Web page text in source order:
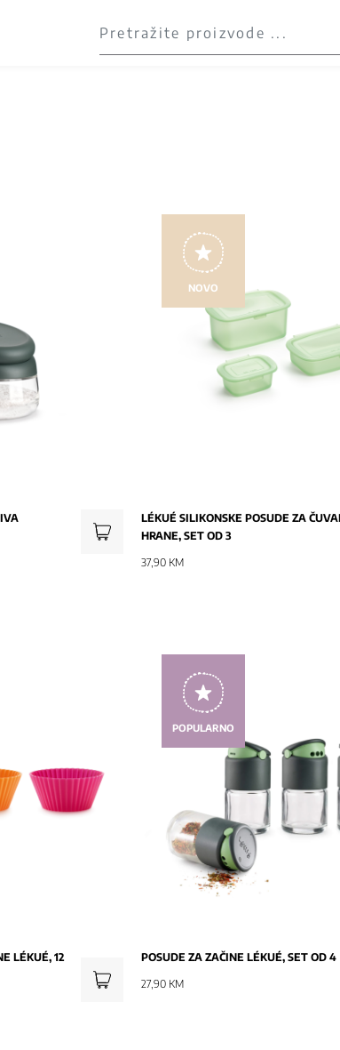
NOVO
LÉKUÉ SILIKONSKE POSUDE ZA
HRANE, SET OD 3
37,90 KM
LÉKUÉ, 12
POPULARNO
POSUDE ZA ZAČINE LÉKUÉ, SET OD 4
27,90 KM